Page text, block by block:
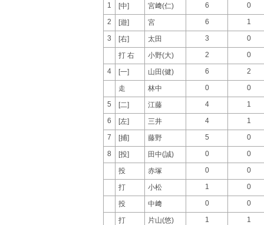
1 [中] 宮﨑(仁) 6
0
2
[遊] 宮 6
1
3
[右] 太田 3 0
打 右 小野(大) 2
0
4
[一] 山田(健) 6 2
走 林中 0
0
5
[二] 江藤 4
1
6
[左] 三井 4
1
7
[捕] 藤野 5
0
8
[投] 田中(誠) 0 0
投 赤塚 0 0
打 小松 1 0
投 中﨑 0 0
打 片山(悠) 1 1